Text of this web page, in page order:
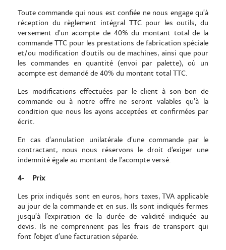
Toute commande qui nous est confiée ne nous engage qu’à
réception du règlement intégral TTC pour les outils, du
versement d’un acompte de 40% du montant total de la
commande TTC pour les prestations de fabrication spéciale
et/ou modification d’outils ou de machines, ainsi que pour
les commandes en quantité (envoi par palette), où un
acompte est demandé de 40% du montant total TTC.
Les modifications effectuées par le client à son bon de
commande ou à notre offre ne seront valables qu’à la
condition que nous les ayons acceptées et confirmées par
écrit.
En cas d’annulation unilatérale d’une commande par le
contractant, nous nous réservons le droit d’exiger une
indemnité égale au montant de l’acompte versé.
4- Prix
Les prix indiqués sont en euros, hors taxes, TVA applicable
au jour de la commande et en sus. Ils sont indiqués fermes
jusqu’à l’expiration de la durée de validité indiquée au
devis. Ils ne comprennent pas les frais de transport qui
font l’objet d’une facturation séparée.